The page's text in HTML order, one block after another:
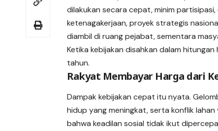
dilakukan secara cepat, minim
ketenagakerjaan, proyek strategis
diambil di ruang pejabat, sementara
Ketika kebijakan disahkan dalam
tahun.
Rakyat Membayar Harga dari
Dampak kebijakan cepat itu nyata.
hidup yang meningkat, serta konflik
bahwa keadilan sosial tidak ikut